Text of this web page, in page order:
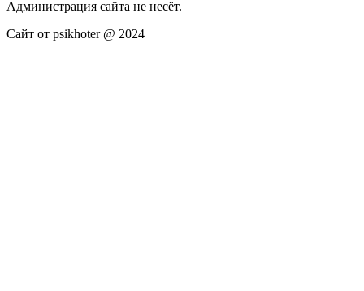
Администрация сайта не несёт.
Сайт от psikhoter @ 2024